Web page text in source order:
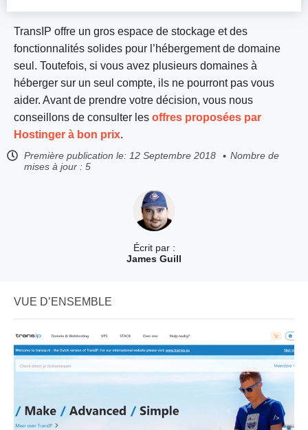
Écrit par :
James Guill
TransIP offre un gros espace de stockage et des
fonctionnalités solides pour l’hébergement de domaine
seul. Toutefois, si vous avez plusieurs domaines à
héberger sur un seul compte, ils ne pourront pas vous
aider. Avant de prendre votre décision, vous nous
conseillons de consulter les offres proposées par
Hostinger à bon prix.
Première publication le: 12 Septembre 2018
Nombre de
mises à jour : 5
VUE D’ENSEMBLE